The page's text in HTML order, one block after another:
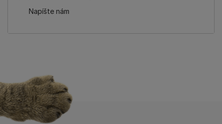
Napíšte nám